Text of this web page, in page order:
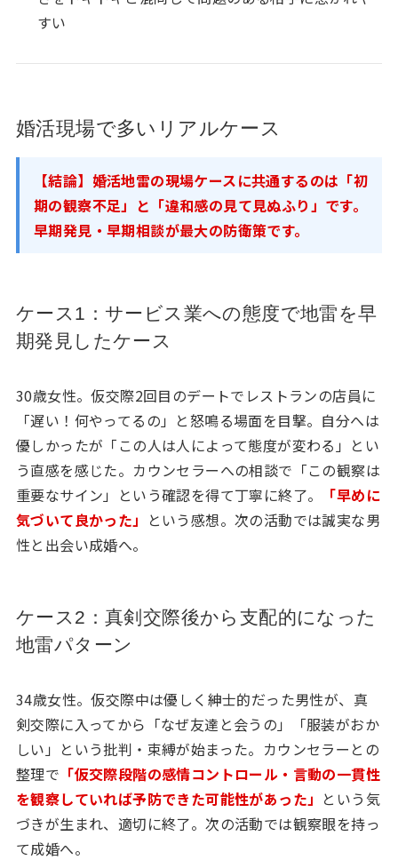
すい
婚活現場で多いリアルケース
【結論】婚活地雷の現場ケースに共通するのは「初
期の観察不足」と「違和感の見て見ぬふり」です。
早期発見・早期相談が最大の防衛策です。
ケース1：サービス業への態度で地雷を早
期発見したケース
30歳女性。仮交際2回目のデートでレストランの店員に
「遅い！何やってるの」と怒鳴る場面を目撃。自分へは
優しかったが「この人は人によって態度が変わる」とい
う直感を感じた。カウンセラーへの相談で「この観察は
重要なサイン」という確認を得て丁寧に終了。
「早めに
気づいて良かった」 という感想。次の活動では誠実な男
性と出会い成婚へ。
ケース2：真剣交際後から支配的になった
地雷パターン
34歳女性。仮交際中は優しく紳士的だった男性が、真
剣交際に入ってから「なぜ友達と会うの」「服装がおか
しい」という批判・束縛が始まった。カウンセラーとの
整理で 「仮交際段階の感情コントロール・言動の一貫性
を観察していれば予防できた可能性があった」 という気
づきが生まれ、適切に終了。次の活動では観察眼を持っ
て成婚へ。